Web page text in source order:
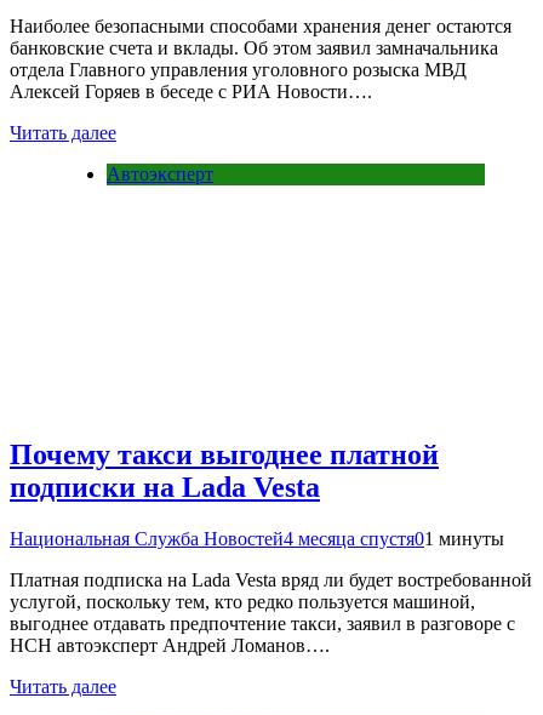
Наиболее безопасными способами хранения денег остаются
банковские счета и вклады. Об этом заявил замначальника
отдела Главного управления уголовного розыска МВД
Алексей Горяев в беседе с РИА Новости….
Читать далее
Автоэксперт
Почему такси выгоднее платной
подписки на Lada Vesta
Национальная Служба Новостей4 месяца спустя01 минуты
Платная подписка на Lada Vesta вряд ли будет востребованной
услугой, поскольку тем, кто редко пользуется машиной,
выгоднее отдавать предпочтение такси, заявил в разговоре с
НСН автоэксперт Андрей Ломанов….
Читать далее